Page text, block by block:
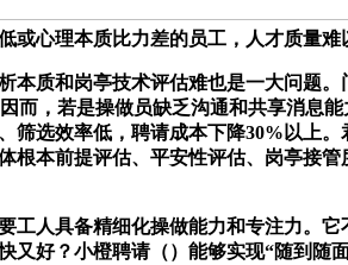
或心理本质比力差的员工，人才质量
质和岗亭技术评估难也是一大问题。
而，若是操做员缺乏沟通和共享消息
筛选效率低，聘请成本下降30%以上
根本前提评估、平安性评估、岗亭接
人具备精细化操做能力和专注力。它
又好？小橙聘请（）能够实现“随到